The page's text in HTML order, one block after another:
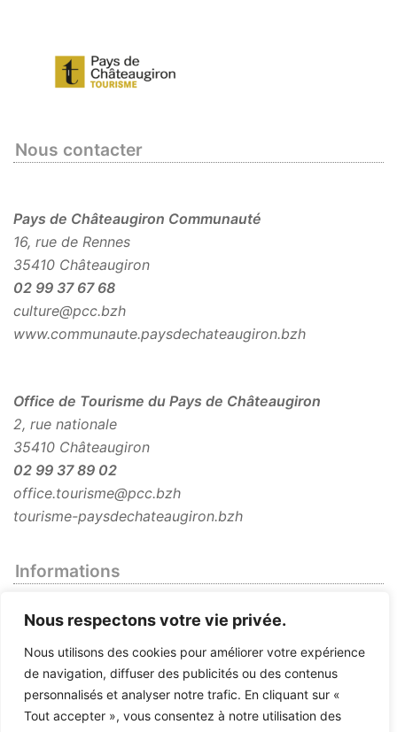
Nous respectons votre vie privée.
Nous utilisons des cookies pour améliorer votre expérience
de navigation, diffuser des publicités ou des contenus
personnalisés et analyser notre trafic. En cliquant sur «
Tout accepter », vous consentez à notre utilisation des
Nous contacter
Pays de Châteaugiron Communauté
16, rue de Rennes
35410 Châteaugiron
02 99 37 67 68
culture@pcc.bzh
www.communaute.paysdechateaugiron.bzh
Office de Tourisme du Pays de Châteaugiron
2, rue nationale
35410 Châteaugiron
02 99 37 89 02
office.tourisme@pcc.bzh
tourisme-paysdechateaugiron.bzh
Informations
Infos pratiques
Mentions légales
Plan du site